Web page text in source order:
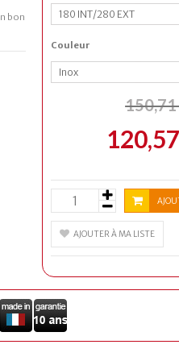
bon
180 INT/280 EXT
Couleur
Inox
AJOUTER À MA LISTE